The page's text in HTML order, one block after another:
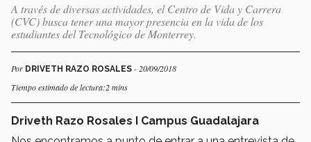
A través de diversas actividades, el Centro de Vida y Carrera
(CVC) busca tener una mayor presencia en la vida de los
estudiantes del Tecnológico de Monterrey.
Por DRIVETH RAZO ROSALES - 20/09/2018
Tiempo estimado de lectura:2 mins
Driveth Razo Rosales I Campus Guadalajara